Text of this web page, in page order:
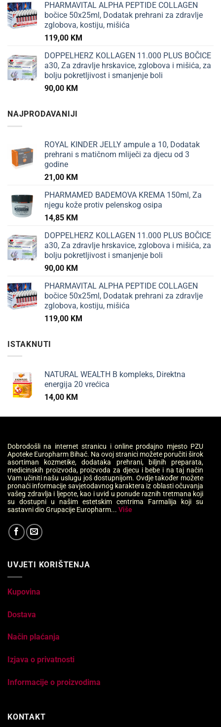
PHARMAVITAL ALPHA PEPTIDE COLLAGEN
bočice 50x25ml, Dodatak prehrani za zdravlje
zglobova, kostiju, mišića
119,00 KM
DOPPELHERZ KOLLAGEN 11.000 PLUS BOČICE
a30, Za zdravlje hrskavice, zglobova i mišića, za
bolju pokretljivost i smanjenje boli
90,00 KM
NAJPRODAVANIJI
ROYAL KINDER JELLY ampule a 10, Dodatak
prehrani s matičnom mliječi za djecu od 3
godine
21,00 KM
PHARMAMED BADEMOVA KREMA 150ml, Za
njegu kože protiv pelenskog osipa
14,85 KM
DOPPELHERZ KOLLAGEN 11.000 PLUS BOČICE
a30, Za zdravlje hrskavice, zglobova i mišića, za
bolju pokretljivost i smanjenje boli
90,00 KM
PHARMAVITAL ALPHA PEPTIDE COLLAGEN
bočice 50x25ml, Dodatak prehrani za zdravlje
zglobova, kostiju, mišića
119,00 KM
ISTAKNUTI
NATURAL WEALTH B kompleks, Direktna
energija 20 vrećica
14,00 KM
Dobrodošli na internet stranicu i online prodajno mjesto PZU
Apoteke Europharm Bihać. Na ovoj stranici možete poručiti širok
asortiman kozmetike, dodataka prehrani, biljnih preparata,
medicinskih proizvoda, proizvoda za djecu i bebe i na taj način
Vam učiniti našu uslugu još dostupnijom. Ovdje također možete
pronaći informacije savjetodavnog karaktera iz oblasti očuvanja
vašeg zdravlja i ljepote, kao i uvid u ponude raznih tretmana koji
su dostupni u našim estetskim centrima Farmalija koji su
sastavni dio Grupacije Europharm... Više
UVJETI KORIŠTENJA
Kupovina
Dostava
Način plaćanja
Izjava o privatnosti
Informacije o proizvodima
KONTAKT